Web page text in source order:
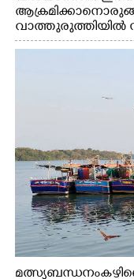
വാത്തുരുത്തിയിൽ
മത്സ്യബന്ധനം